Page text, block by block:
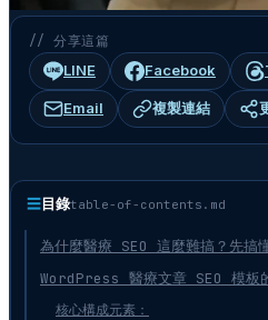
// 分享這篇
LINE Facebook
Email 複製連結
☰目錄table-of-contents.md
為什麼醫療 SEO 這麼難搞？先
WordPress 醫療文章 SEO 模板
核心構成元素：